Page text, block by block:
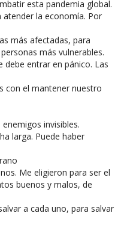
esta pandemia global.
atender la economía. Por
más afectadas, para
más vulnerables.
debe entrar en pánico. Las
con el mantener nuestro
invisibles.
larga. Puede haber
Me eligieron para ser el
buenos y malos, de
a cada uno, para salvar